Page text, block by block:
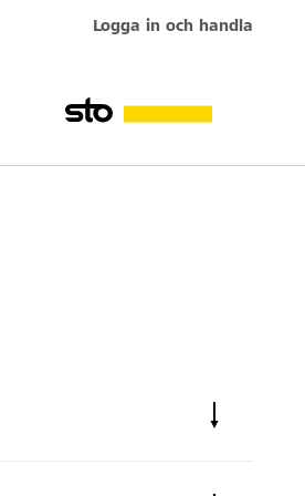
Logga in och handla
IB 500